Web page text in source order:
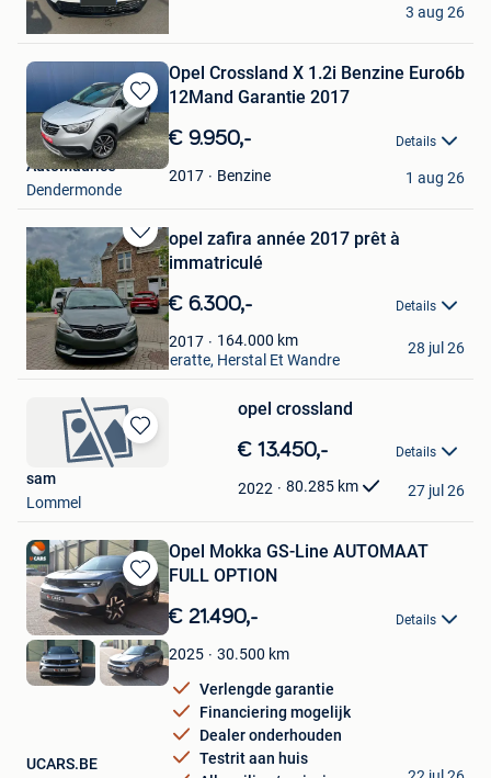
Fleron
3 aug 26
Bewaren
in
Mijn
Favorieten
Opel Crossland X 1.2i Benzine Euro6b
12Mand Garantie 2017
€ 9.950,- Details
2017 Benzine
AutoMaurice
Dendermonde
1 aug 26
Bewaren
in
Mijn
Favorieten
opel zafira année 2017 prêt à
immatriculé
€ 6.300,- Details
2017 164.000 km
Bali
Oupeye+Partie De Cheratte, Herstal Et Wandre
28 jul 26
Bewaren
opel crossland
€ 13.450,- Details
2022 80.285 km
sam
Lommel
27 jul 26
Bewaren
in
Mijn
Favorieten
Opel Mokka GS-Line AUTOMAAT
FULL OPTION
€ 21.490,- Details
2025 30.500 km
Verlengde garantie
Financiering mogelijk
Dealer onderhouden
Testrit aan huis
UCARS.BE